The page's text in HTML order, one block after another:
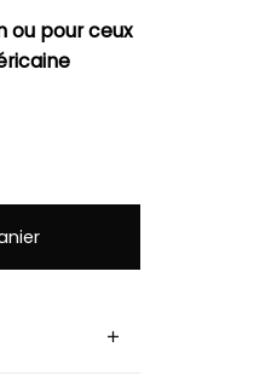
ou pour ceux